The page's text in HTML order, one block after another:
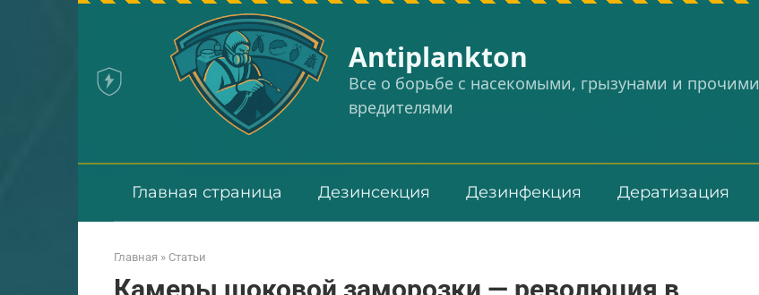
Аntiplankton
Все о борьбе с насекомыми, грызунами и прочими
вредителями
Главная страница Дезинсекция Дезинфекция Дератизация
Главная » Статьи